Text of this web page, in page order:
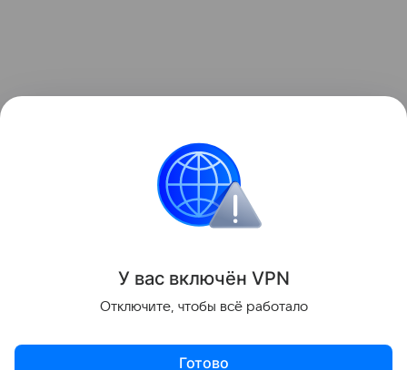
рассказывала
в Йеллоустоне посреди лета наступила зима.
У вас включён VPN
Отключите, чтобы всё работало
Готово